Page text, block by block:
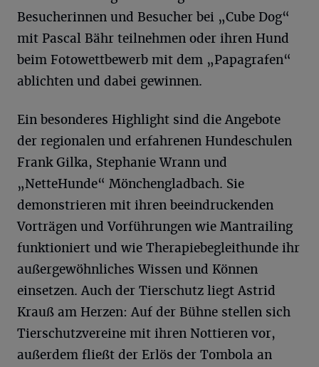
Besucherinnen und Besucher bei „Cube Dog“
mit Pascal Bähr teilnehmen oder ihren Hund
beim Fotowettbewerb mit dem „Papagrafen“
ablichten und dabei gewinnen.
Ein besonderes Highlight sind die Angebote
der regionalen und erfahrenen Hundeschulen
Frank Gilka, Stephanie Wrann und
„NetteHunde“ Mönchengladbach. Sie
demonstrieren mit ihren beeindruckenden
Vorträgen und Vorführungen wie Mantrailing
funktioniert und wie Therapiebegleithunde ihr
außergewöhnliches Wissen und Können
einsetzen. Auch der Tierschutz liegt Astrid
Krauß am Herzen: Auf der Bühne stellen sich
Tierschutzvereine mit ihren Nottieren vor,
außerdem fließt der Erlös der Tombola an